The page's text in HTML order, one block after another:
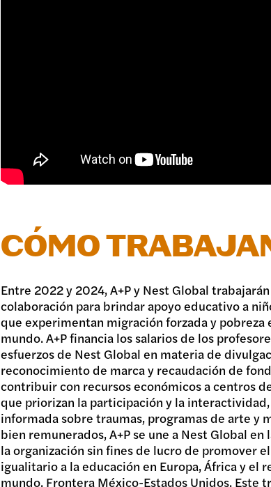
CÓMO
Entre 2022 y 2024, A+P y Nest Global
colaboración para brindar apoyo educativo a
que experimentan migración forzada y pobreza
mundo. A+P financia los salarios de los
esfuerzos de Nest Global en materia de
reconocimiento de marca y recaudación de
contribuir con recursos económicos a centros
que priorizan la participación y la
informada sobre traumas, programas de arte y
bien remunerados, A+P se une a Nest Global en
la organización sin fines de lucro de promover
igualitario a la educación en Europa, África y el
mundo. Frontera México-Estados Unidos. Este